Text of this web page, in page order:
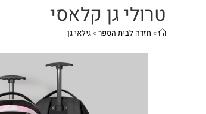
טרולי גן קלאסי
» חזרה לבית הספר»גילאי גן